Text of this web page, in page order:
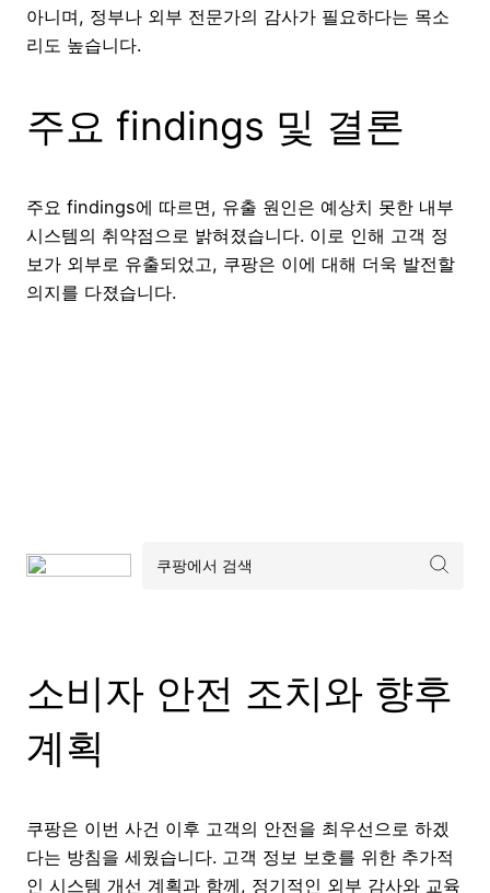
아니며, 정부나 외부 전문가의 감사가 필요하다는 목소
리도 높습니다.
주요 findings 및 결론
주요 findings에 따르면, 유출 원인은 예상치 못한 내부
시스템의 취약점으로 밝혀졌습니다. 이로 인해 고객 정
보가 외부로 유출되었고, 쿠팡은 이에 대해 더욱 발전할
의지를 다졌습니다.
소비자 안전 조치와 향후
계획
쿠팡은 이번 사건 이후 고객의 안전을 최우선으로 하겠
다는 방침을 세웠습니다. 고객 정보 보호를 위한 추가적
인 시스템 개선 계획과 함께, 정기적인 외부 감사와 교육